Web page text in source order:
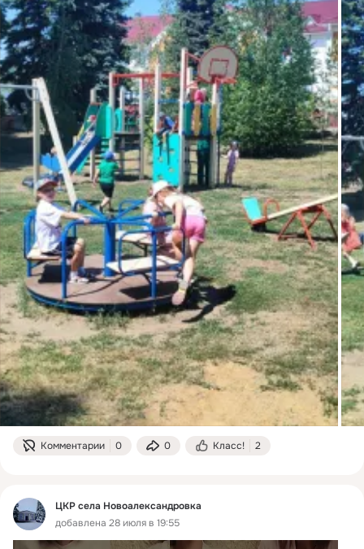
Комментарии 0 0 Класс! 2
ЦКР села Новоалександровка
добавлена 28 июля в 19:55